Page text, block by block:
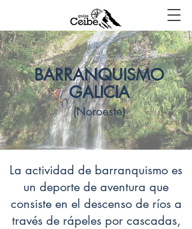
BARRANQUISMO
GALICIA
(Noroeste)
La actividad de barranquismo es
un deporte de aventura que
consiste en el descenso de ríos a
través de rápeles por cascadas,